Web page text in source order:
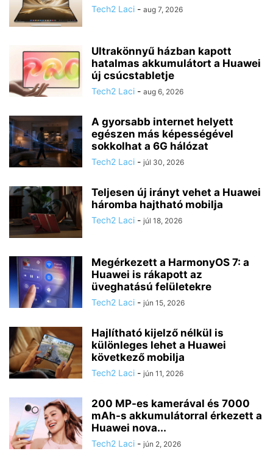
Tech2 Laci - aug 7, 2026
Ultrakönnyű házban kapott
hatalmas akkumulátort a Huawei
új csúcstabletje
Tech2 Laci - aug 6, 2026
A gyorsabb internet helyett
egészen más képességével
sokkolhat a 6G hálózat
Tech2 Laci - júl 30, 2026
Teljesen új irányt vehet a Huawei
háromba hajtható mobilja
Tech2 Laci - júl 18, 2026
Megérkezett a HarmonyOS 7: a
Huawei is rákapott az
üveghatású felületekre
Tech2 Laci - jún 15, 2026
Hajlítható kijelző nélkül is
különleges lehet a Huawei
következő mobilja
Tech2 Laci - jún 11, 2026
200 MP-es kamerával és 7000
mAh-s akkumulátorral érkezett a
Huawei nova...
Tech2 Laci - jún 2, 2026